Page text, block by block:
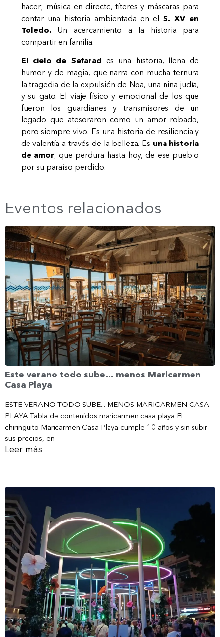
hacer; música en directo, títeres y máscaras para
contar una historia ambientada en elS. XV en
Toledo. Un acercamiento a la historia para
compartir en familia.
El cielo de Sefarad es una historia, llena de
humor y de magia, que narra con mucha ternura
la tragedia de la expulsión de Noa, una niña judía,
y su gato. El viaje físico y emocional de los que
fueron los guardianes y transmisores de un
legado que atesoraron como un amor robado,
pero siempre vivo. Es una historia de resiliencia y
de valentía a través de la belleza. Es una historia
de amor, que perdura hasta hoy, de ese pueblo
por su paraíso perdido.
Eventos relacionados
Este verano todo sube… menos Maricarmen
Casa Playa
ESTE VERANO TODO SUBE... MENOS MARICARMEN CASA
PLAYA Tabla de contenidos maricarmen casa playa El
chiringuito Maricarmen Casa Playa cumple 10 años y sin subir
sus precios, en
Leer más